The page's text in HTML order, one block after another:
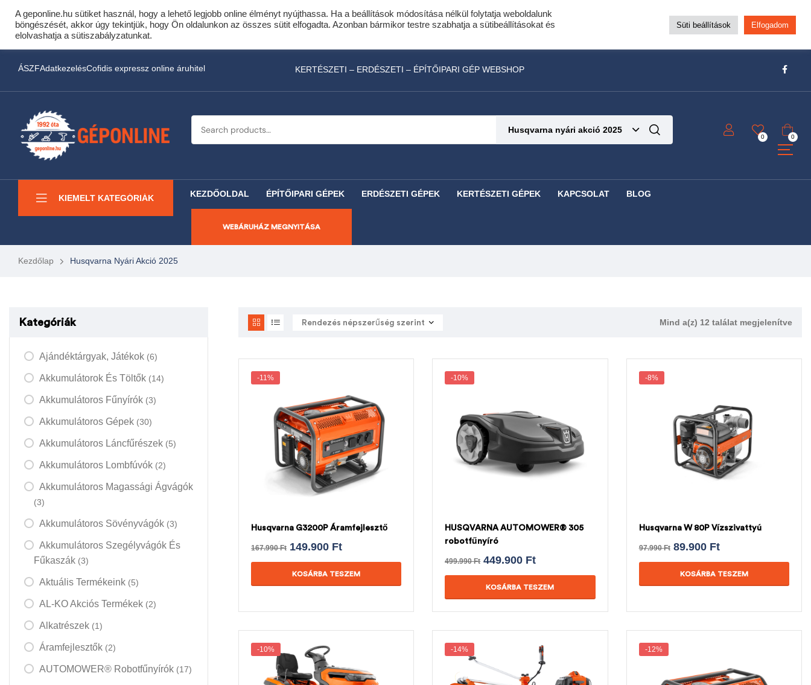
Cofidis expressz online áruhitel 0 % THM-el 10 hónapra!
Most minden akciós HQ láncfűrészhez ajándékba adunk egy fűrészláncot!
Részletek ide kattintva!
ÁSZFAdatkezelésCofidis expressz online áruhitel KERTÉSZETI – ERDÉSZETI – ÉPÍTŐIPARI GÉP WEBSHOP
Husqvarna nyári akció 2025
0 0
KIEMELT KATEGÓRIÁK KEZDŐOLDAL ÉPÍTŐIPARI GÉPEK ERDÉSZETI GÉPEK KERTÉSZETI GÉPEK KAPCSOLAT BLOG
WEBÁRUHÁZ MEGNYITÁSA
Kezdőlap Husqvarna Nyári Akció 2025
Mind a(z) 12 találat megjelenítve
-11%
Husqvarna G3200P Áramfejlesztő
167.990Ft 149.900 Ft
KOSÁRBA TESZEM
-10%
HUSQVARNA AUTOMOWER® 305
robotfűnyíró
499.990Ft 449.900 Ft
KOSÁRBA TESZEM
-8%
Husqvarna W 80P Vízszivattyú
97.990Ft 89.900 Ft
KOSÁRBA TESZEM
-10% -14% -12%
Kategóriák
Ajándéktárgyak, Játékok (6)
Akkumulátorok És Töltők (14)
Akkumulátoros Fűnyírók (3)
Akkumulátoros Gépek (30)
Akkumulátoros Láncfűrészek (5)
Akkumulátoros Lombfúvók (2)
Akkumulátoros Magassági Ágvágók
(3)
Akkumulátoros Sövényvágók (3)
Akkumulátoros Szegélyvágók És
Fűkaszák (3)
Aktuális Termékeink (5)
AL-KO Akciós Termékek (2)
Alkatrészek (1)
Áramfejlesztők (2)
AUTOMOWER® Robotfűnyírók (17)
A geponline.hu sütiket használ, hogy a lehető legjobb online élményt nyújthassa. Ha a beállítások módosítása nélkül folytatja weboldalunk
böngészését, akkor úgy tekintjük, hogy Ön oldalunkon az összes sütit elfogadta. Azonban bármikor testre szabhatja a sütibeállításokat és
elolvashatja a sütiszabályzatunkat.
Süti beállítások Elfogadom